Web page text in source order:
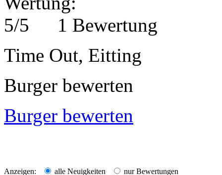
1 Bewertung
Time Out, Eitting
Burger bewerten
Burger bewerten
Anzeigen: alle Neuigkeiten nur Bewertungen